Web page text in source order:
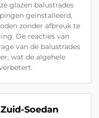
glazen balustrades
geïnstalleerd,
zonder afbreuk te
De reacties van
van de balustrades
wat de algehele
Soedan